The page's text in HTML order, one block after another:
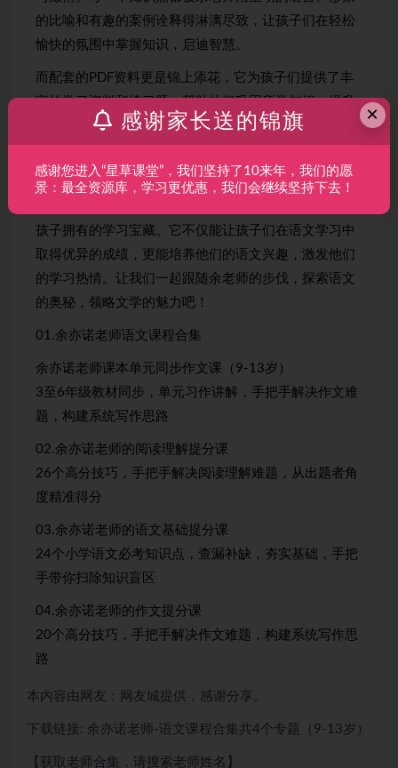
的比喻和有趣的案例诠释得淋漓尽致，让孩子们在轻松
愉快的氛围中掌握知识，启迪智慧。
而配套的PDF资料更是锦上添花，它为孩子们提供了丰
富的学习资料和练习题，帮助他们巩固所学知识，提升
语文能力。这些资料不仅设计精美，而且内容丰富，既
语文学习提供了全方位的支持。
孩子拥有的学习宝藏。它不仅能让孩子们在语文学习中
取得优异的成绩，更能培养他们的语文兴趣，激发他们
的学习热情。让我们一起跟随余老师的步伐，探索语文
的奥秘，领略文学的魅力吧！
01.余亦诺老师语文课程合集
余亦诺老师课本单元同步作文课（9-13岁）
3至6年级教材同步，单元习作讲解，手把手解决作文难
题，构建系统写作思路
02.余亦诺老师的阅读理解提分课
26个高分技巧，手把手解决阅读理解难题，从出题者角
度精准得分
03.余亦诺老师的语文基础提分课
24个小学语文必考知识点，查漏补缺，夯实基础，手把
手带你扫除知识盲区
04.余亦诺老师的作文提分课
20个高分技巧，手把手解决作文难题，构建系统写作思
路
本内容由网友：网友城提供，感谢分享。
下载链接: 余亦诺老师-语文课程合集共4个专题（9-13岁）
【获取老师合集，请搜索老师姓名】
×
感谢家长送的锦旗
感谢您进入“星草课堂”，我们坚持了10来年，我们的愿
景：最全资源库，学习更优惠，我们会继续坚持下去！